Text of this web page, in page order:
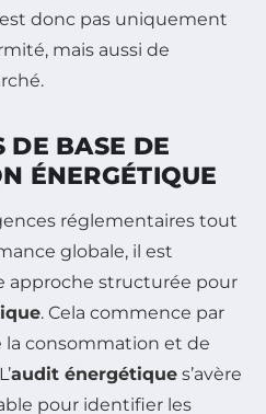
donc pas uniquement
mais aussi de
DE BASE DE
ÉNERGÉTIQUE
réglementaires tout
globale, il est
approche structurée pour
. Cela commence par
la consommation et de
audit énergétique s’avère
pour identifier les